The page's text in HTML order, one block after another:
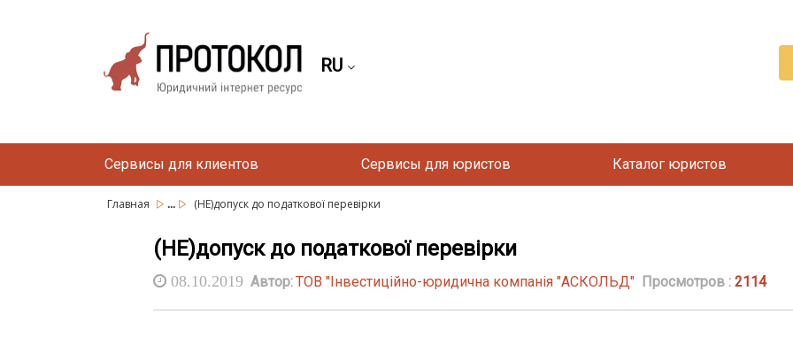
RU
Сервисы для клиентов Сервисы для юристов Каталог юристов
Главная ... (НЕ)допуск до податкової перевірки
(НЕ)допуск до податкової перевірки
08.10.2019 Автор:ТОВ "Інвестиційно-юридична компанія "АСКОЛЬД" Просмотров : 2114